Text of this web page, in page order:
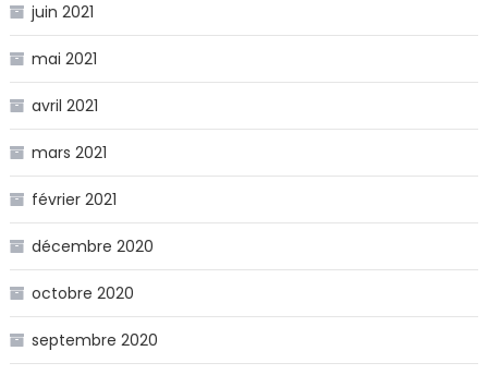
juin 2021
mai 2021
avril 2021
mars 2021
février 2021
décembre 2020
octobre 2020
septembre 2020